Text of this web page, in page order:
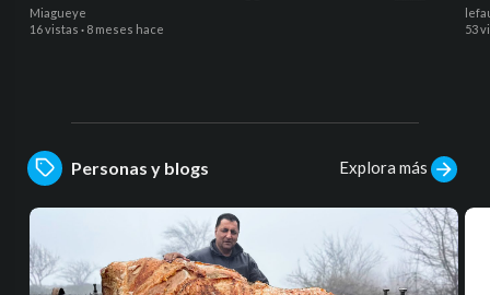
Miagueye
16 vistas · 8 meses hace
53
Personas y blogs Explora más